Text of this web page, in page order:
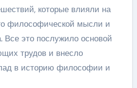
которые влияли на
философической мысли и
Все это послужило основой
трудов и внесло
в историю философии и